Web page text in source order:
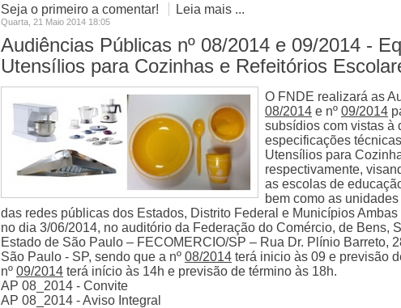
Seja o primeiro a comentar! Leia mais ...
Quarta, 21 Maio 2014 18:05
Audiências Públicas nº 08/2014 e 09/2014 -
Utensílios para Cozinhas e Refeitórios
O FNDE realizará as
08/2014 e nº 09/2014
subsídios com vistas à
especificações
Utensílios para
respectivamente,
as escolas de
bem como as
das redes públicas dos Estados, Distrito Federal e Municípios
no dia 3/06/2014, no auditório da Federação do Comércio, de Bens,
Estado de São Paulo – FECOMERCIO/SP – Rua Dr. Plínio Barreto,
São Paulo - SP, sendo que a nº 08/2014 terá inicio às 09 e previsão
nº 09/2014 terá início às 14h e previsão de término às 18h.
AP 08_2014 - Convite
AP 08_2014 - Aviso Integral